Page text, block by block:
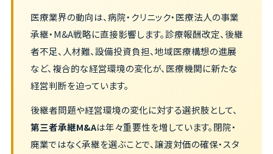
医療業界の動向は、病院・クリニック・医療法人の事業
承継・M&A戦略に直接影響します。診療報酬改定、後継
者不足、人材難、設備投資負担、地域医療構想の進展
など、複合的な経営環境の変化が、医療機関に新たな
経営判断を迫っています。
後継者問題や経営環境の変化に対する選択肢として、
第三者承継M&Aは年々重要性を増しています。閉院・
廃業ではなく承継を選ぶことで、譲渡対価の確保・スタ